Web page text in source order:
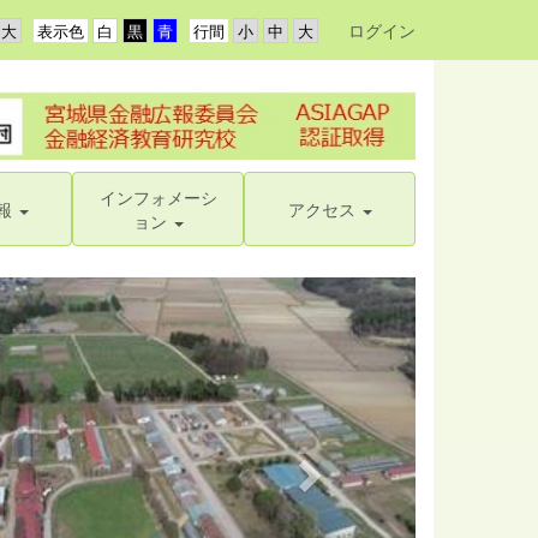
行間
表示色 ログイン
インフォメーシ
ョン
アクセス
n
e
t